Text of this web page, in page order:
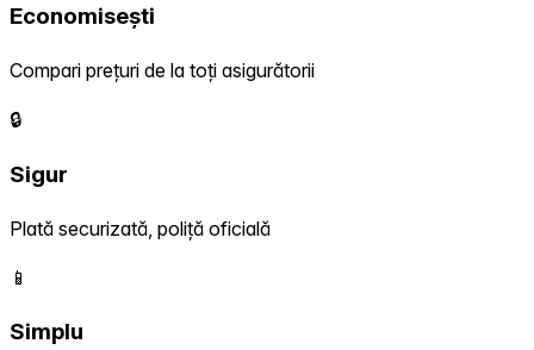
Economisești
Compari prețuri de la toți asigurătorii
🔒
Sigur
Plată securizată, poliță oficială
📱
Simplu